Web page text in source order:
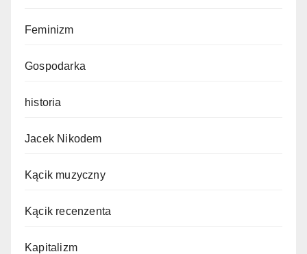
Feminizm
Gospodarka
historia
Jacek Nikodem
Kącik muzyczny
Kącik recenzenta
Kapitalizm